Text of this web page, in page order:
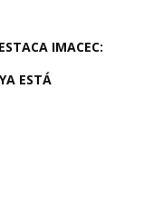
IMACEC:
ESTÁ